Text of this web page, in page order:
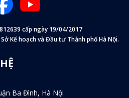
cấp ngày 19/04/2017
Kế hoạch và Đầu tư Thành phố Hà Nội.
Ba Đình, Hà Nội